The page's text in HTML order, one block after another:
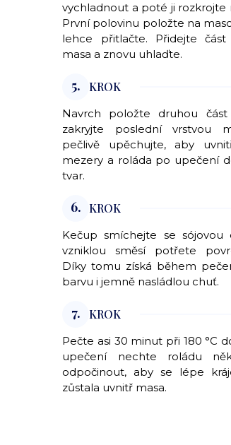
vychladnout a poté ji rozkrojte
První polovinu položte na
lehce přitlačte. Přidejte část
masa a znovu uhlaďte.
5. KROK
Navrch položte druhou
zakryjte poslední vrstvou
pečlivě upěchujte, aby
mezery a roláda po upečení
tvar.
6. KROK
Kečup smíchejte se sójovou
vzniklou směsí potřete
Díky tomu získá během
barvu i jemně nasládlou chuť.
7. KROK
Pečte asi 30 minut při 180 °C
upečení nechte roládu
odpočinout, aby se lépe
zůstala uvnitř masa.